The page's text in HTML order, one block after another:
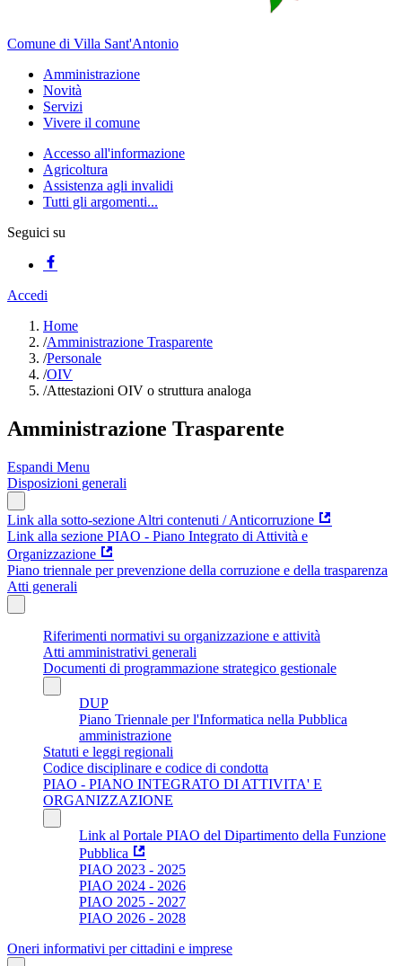
Comune di Villa Sant'Antonio
Amministrazione
Novità
Servizi
Vivere il comune
Accesso all'informazione
Agricoltura
Assistenza agli invalidi
Tutti gli argomenti...
Seguici su
Accedi
Home
/Amministrazione Trasparente
/Personale
/OIV
/Attestazioni OIV o struttura analoga
Amministrazione Trasparente
Espandi Menu
Disposizioni generali
Link alla sotto-sezione Altri contenuti / Anticorruzione
Link alla sezione PIAO - Piano Integrato di Attività e
Organizzazione
Piano triennale per prevenzione della corruzione e della trasparenza
Atti generali
Riferimenti normativi su organizzazione e attività
Atti amministrativi generali
Documenti di programmazione strategico gestionale
DUP
Piano Triennale per l'Informatica nella Pubblica
amministrazione
Statuti e leggi regionali
Codice disciplinare e codice di condotta
PIAO - PIANO INTEGRATO DI ATTIVITA' E
ORGANIZZAZIONE
Link al Portale PIAO del Dipartimento della Funzione
Pubblica
PIAO 2023 - 2025
PIAO 2024 - 2026
PIAO 2025 - 2027
PIAO 2026 - 2028
Oneri informativi per cittadini e imprese